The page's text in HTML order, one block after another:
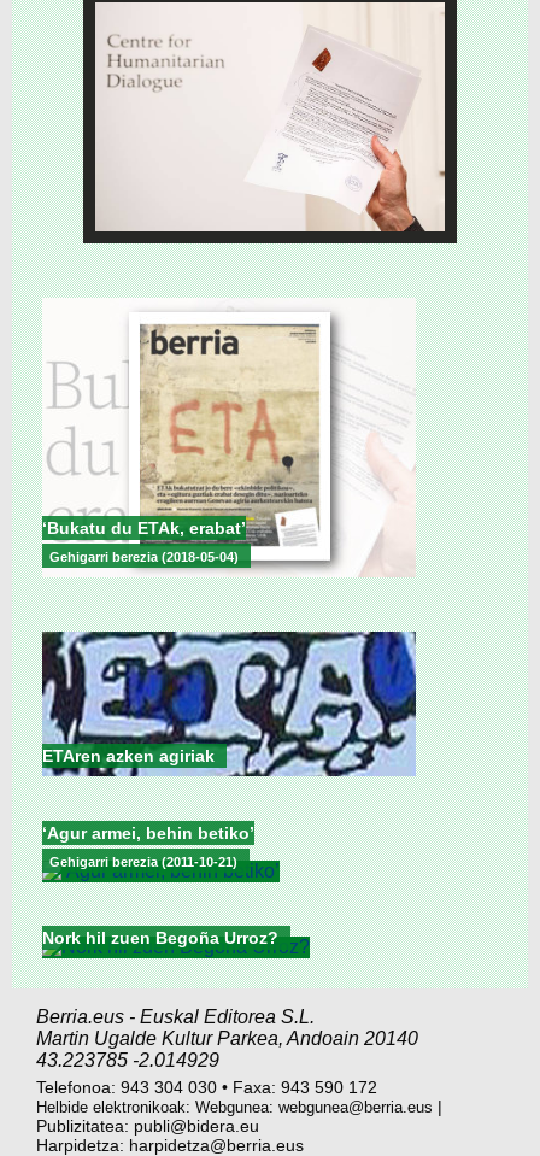
‘Bukatu du ETAk, erabat’
Gehigarri berezia (2018-05-04)
ETAren azken agiriak
‘Agur armei, behin betiko’
Gehigarri berezia (2011-10-21)
Nork hil zuen Begoña Urroz?
Berria.eus - Euskal Editorea S.L.
Martin Ugalde Kultur Parkea, Andoain 20140
43.223785 -2.014929
Telefonoa: 943 304 030 • Faxa: 943 590 172
Helbide elektronikoak: Webgunea: webgunea@berria.eus |
Publizitatea: publi@bidera.eu
Harpidetza: harpidetza@berria.eus